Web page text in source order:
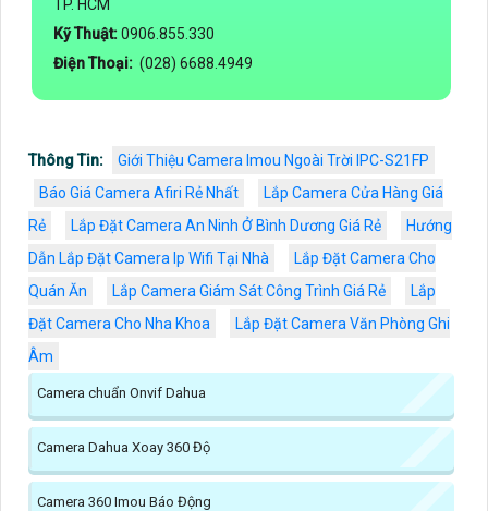
TP. HCM
Kỹ Thuật:0906.855.330
Điện Thoại: (028) 6688.4949
Thông Tin:
Giới Thiệu Camera Imou Ngoài Trời IPC-S21FP
Báo Giá Camera Afiri Rẻ Nhất
Lắp Camera Cửa Hàng Giá
Rẻ
Lắp Đặt Camera An Ninh Ở Bình Dương Giá Rẻ
Hướng
Dẫn Lắp Đặt Camera Ip Wifi Tại Nhà
Lắp Đặt Camera Cho
Quán Ăn
Lắp Camera Giám Sát Công Trình Giá Rẻ
Lắp
Đặt Camera Cho Nha Khoa
Lắp Đặt Camera Văn Phòng Ghi
Âm
Camera chuẩn Onvif Dahua
Camera Dahua Xoay 360 Độ
Camera 360 Imou Báo Động